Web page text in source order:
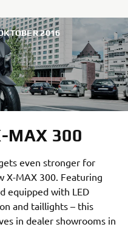
2016
MAX 300
even stronger for
X-MAX 300. Featuring
equipped with LED
and taillights – this
in dealer showrooms in